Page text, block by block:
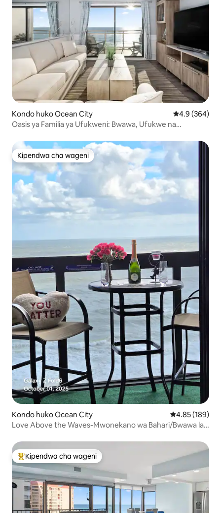
Kondo huko Ocean City Ukadiriaji wa
4.9 (364)
Oasis ya Familia ya Ufukweni: Bwawa, Ufukwe na
Kipendwa cha wageni
Kipendwa cha wageni
Kondo huko Ocean City Ukadiriaji wa
4.85 (189)
Love Above the Waves-Mwonekano wa Bahari/Bwawa la
Kipendwa maarufu cha wageni
Kipendwa cha wageni